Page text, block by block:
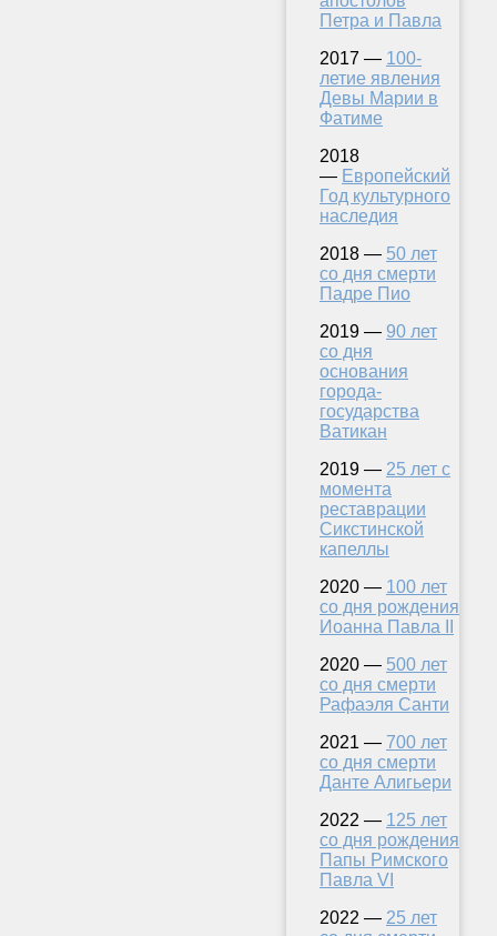
Петра и Павла
2017 — 100-
летие явления
Девы Марии в
Фатиме
2018
— Европейский
Год культурного
наследия
2018 — 50 лет
со дня смерти
Падре Пио
2019 — 90 лет
со дня
основания
города-
государства
Ватикан
2019 — 25 лет с
момента
реставрации
Сикстинской
капеллы
2020 — 100 лет
со дня рождения
Иоанна Павла II
2020 — 500 лет
со дня смерти
Рафаэля Санти
2021 — 700 лет
со дня смерти
Данте Алигьери
2022 — 125 лет
со дня рождения
Папы Римского
Павла VI
2022 — 25 лет